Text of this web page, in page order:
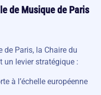
de Musique de Paris
de Paris, la Chaire du
un levier stratégique :
à l’échelle européenne